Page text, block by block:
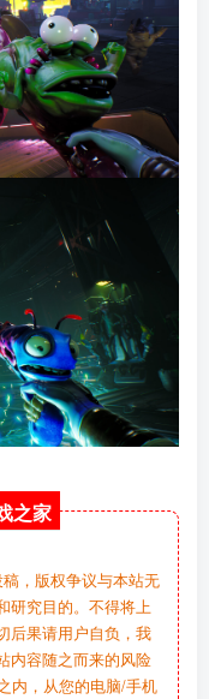
之家
，版权争议与本站无
研究目的。不得将上
后果请用户自负，我
内容随之而来的风险
内，从您的电脑/手机